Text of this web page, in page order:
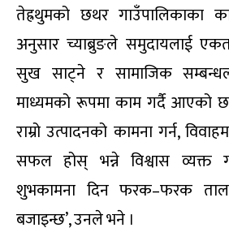
तेह्रथुमको छथर गाउँपालिकाका
अनुसार च्याब्रुङले समुदायलाई
सुख साट्ने र सामाजिक
माध्यमको रूपमा काम गर्दै आएको छ
राम्रो उत्पादनको कामना गर्न,
सफल होस् भन्ने विश्वास व्यक्त
शुभकामना दिन फरक–फरक ताल
बजाइन्छ’, उनले भने ।